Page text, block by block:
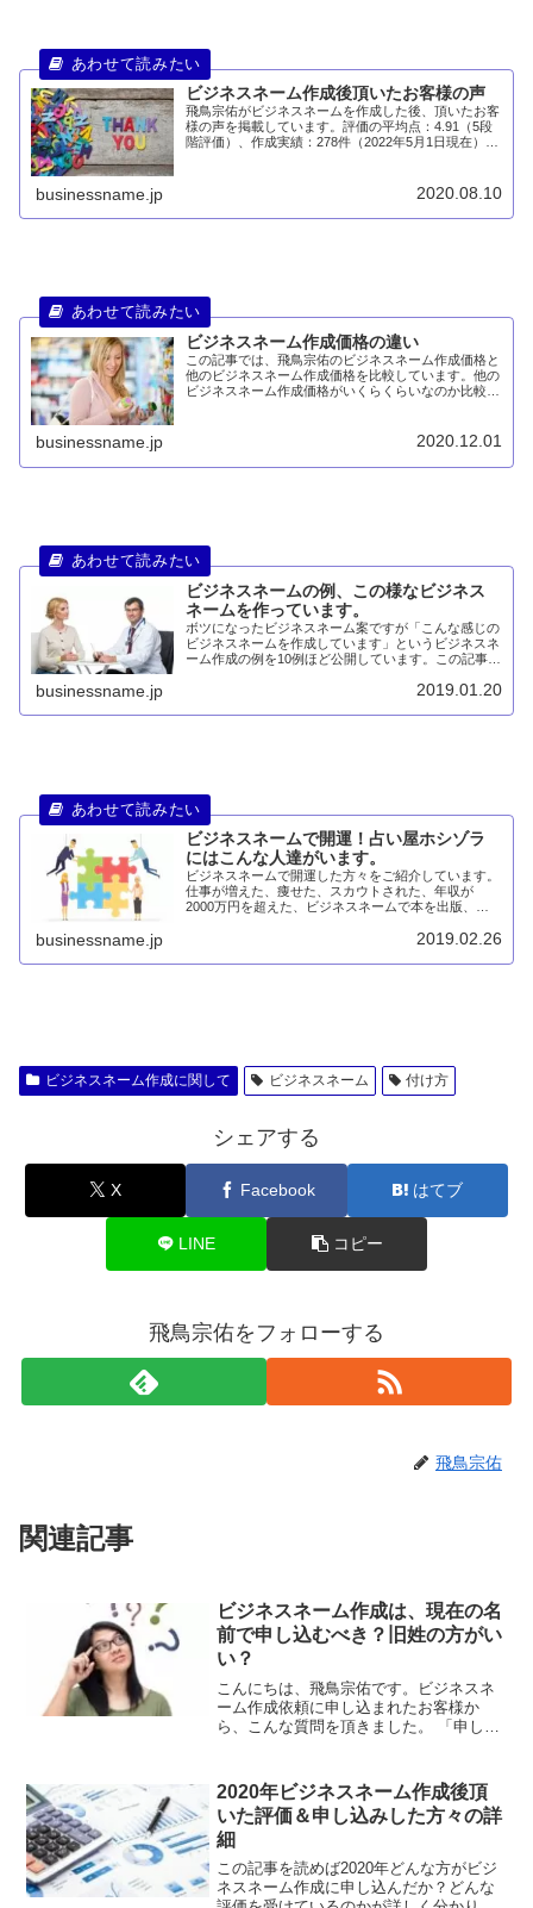
ビジネスネーム作成後頂いたお客様の声
飛鳥宗佑がビジネスネームを作成した後、頂いたお客
様の声を掲載しています。評価の平均点：4.91（5段
階評価）、作成実績：278件（2022年5月1日現在）、
businessname.jp 2020.08.10
ビジネスネーム作成価格の違い
この記事では、飛鳥宗佑のビジネスネーム作成価格と
他のビジネスネーム作成価格を比較しています。他の
ビジネスネーム作成価格がいくらくらいなのか比較が
businessname.jp 2020.12.01
ビジネスネームの例、この様なビジネス
ネームを作っています。
ボツになったビジネスネーム案ですが「こんな感じの
ビジネスネームを作成しています」というビジネスネ
ーム作成の例を10例ほど公開しています。この記事を
businessname.jp 2019.01.20
ビジネスネームで開運！占い屋ホシゾラ
にはこんな人達がいます。
ビジネスネームで開運した方々をご紹介しています。
仕事が増えた、痩せた、スカウトされた、年収が
2000万円を超えた、ビジネスネームで本を出版、個
businessname.jp 2019.02.26
ビジネスネーム作成に関して ビジネスネーム 付け方
シェアする
X Facebook はてブ
LINE コピー
飛鳥宗佑をフォローする
飛鳥宗佑
関連記事
ビジネスネーム作成は、現在の名
前で申し込むべき？旧姓の方がい
い？
こんにちは、飛鳥宗佑です。ビジネスネ
ーム作成依頼に申し込まれたお客様か
ら、こんな質問を頂きました。 「申し込
とのこと。では、早速この質問に答えて
いきます。姓名判断は現在120
2020年ビジネスネーム作成後頂
いた評価＆申し込みした方々の詳
細
この記事を読めば2020年どんな方がビジ
ネスネーム作成に申し込んだか？どんな